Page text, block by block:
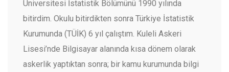
Üniversitesi İstatistik Bölümünü 1990 yılında
bitirdim. Okulu bitirdikten sonra Türkiye İstatistik
Kurumunda (TÜİK) 6 yıl çalıştım. Kuleli Askeri
Lisesi’nde Bilgisayar alanında kısa dönem olarak
askerlik yaptıktan sonra; bir kamu kurumunda bilgi